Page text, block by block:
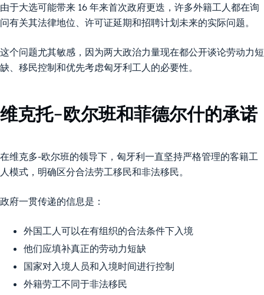
由于大选可能带来 16 年来首次政府更迭，许多外籍工人都在询
问有关其法律地位、许可证延期和招聘计划未来的实际问题。
这个问题尤其敏感，因为两大政治力量现在都公开谈论劳动力短
缺、移民控制和优先考虑匈牙利工人的必要性。
维克托-欧尔班和菲德尔什的承诺
在维克多-欧尔班的领导下，匈牙利一直坚持严格管理的客籍工
人模式，明确区分合法劳工移民和非法移民。
政府一贯传递的信息是：
外国工人可以在有组织的合法条件下入境
他们应填补真正的劳动力短缺
国家对入境人员和入境时间进行控制
外籍劳工不同于非法移民